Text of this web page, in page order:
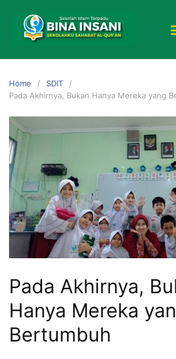
Home
SDIT
Pada Akhirnya, Bukan Hanya Mereka yang
Pada Akhirnya,
Hanya Mereka
Bertumbuh